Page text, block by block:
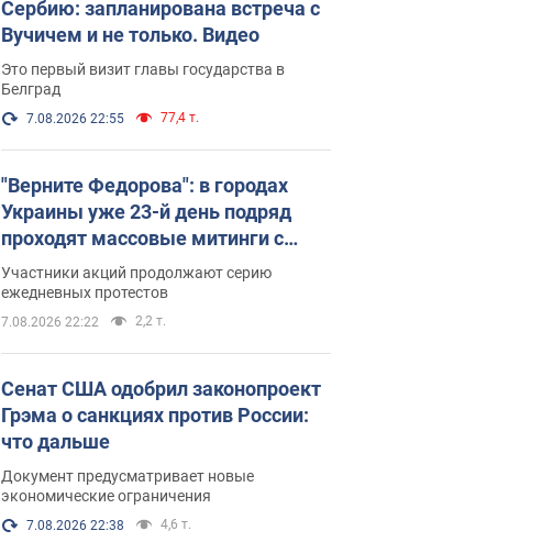
Сербию: запланирована встреча с
Вучичем и не только. Видео
Это первый визит главы государства в
Белград
7.08.2026 22:55 77,4 т.
"Верните Федорова": в городах
Украины уже 23-й день подряд
проходят массовые митинги с
плакатами. Фото и видео
Участники акций продолжают серию
ежедневных протестов
7.08.2026 22:22 2,2 т.
Сенат США одобрил законопроект
Грэма о санкциях против России:
что дальше
Документ предусматривает новые
экономические ограничения
7.08.2026 22:38 4,6 т.